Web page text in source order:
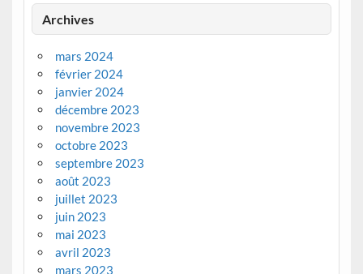
Archives
mars 2024
février 2024
janvier 2024
décembre 2023
novembre 2023
octobre 2023
septembre 2023
août 2023
juillet 2023
juin 2023
mai 2023
avril 2023
mars 2023